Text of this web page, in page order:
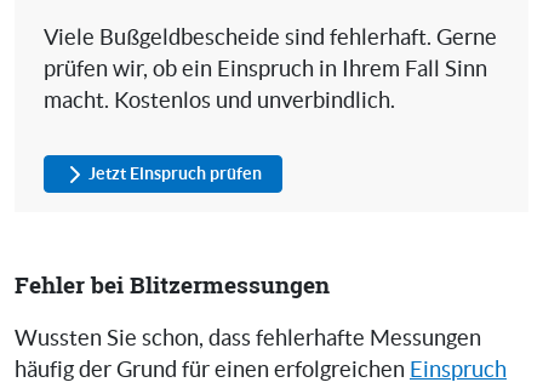
Viele Bußgeldbescheide sind fehlerhaft. Gerne
prüfen wir, ob ein Einspruch in Ihrem Fall Sinn
macht. Kostenlos und unverbindlich.
Jetzt Einspruch prüfen
Fehler bei Blitzermessungen
Wussten Sie schon, dass fehlerhafte Messungen
häufig der Grund für einen erfolgreichen Einspruch